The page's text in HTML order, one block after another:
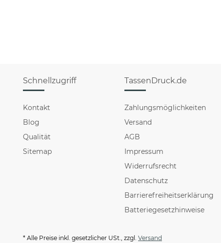
Schnellzugriff
Kontakt
Blog
Qualität
Sitemap
TassenDruck.de
Zahlungsmöglichkeiten
Versand
AGB
Impressum
Widerrufsrecht
Datenschutz
Barrierefreiheitserklärung
Batteriegesetzhinweise
* Alle Preise inkl. gesetzlicher USt., zzgl. Versand